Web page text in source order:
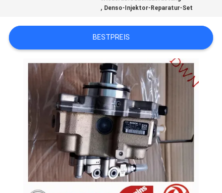
SIE EIN
ZITAT
SITEMAP
PRIVACY
POLICY
, Denso-Injektor-Reparatur-Set
BESTPREIS